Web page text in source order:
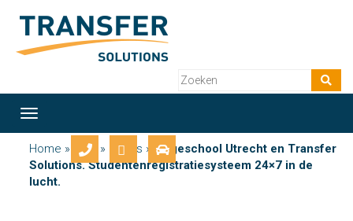
Toggle
navigation
Home » Blog » Cases » Hogeschool Utrecht en Transfer
Solutions. Studentenregistratiesysteem 24×7 in de
lucht.